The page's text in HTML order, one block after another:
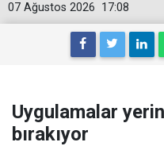
17:08
07 Ağustos 2026
Uygulamalar
bırakıyor